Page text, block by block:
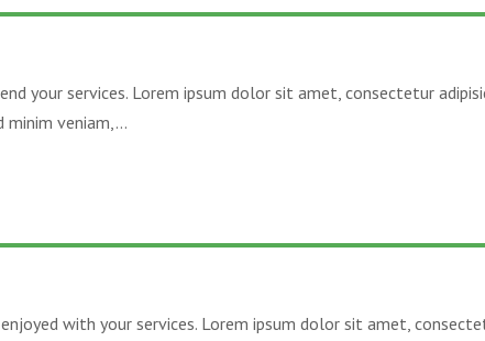
your services. Lorem ipsum dolor sit amet, consectetur
minim veniam,...
with your services. Lorem ipsum dolor sit amet,